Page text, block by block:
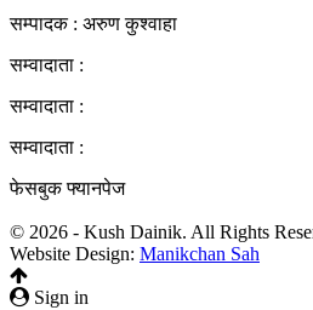
सम्पादक : अरुण कुश्वाहा
सम्वादाता :
सम्वादाता :
सम्वादाता :
फेसबुक फ्यानपेज
© 2026 - Kush Dainik. All Rights
Website Design: Manikchan Sah
Sign in